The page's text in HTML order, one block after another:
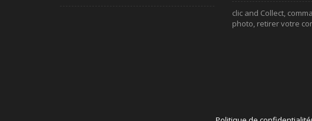
clic and Collect,
photo, retirer votre